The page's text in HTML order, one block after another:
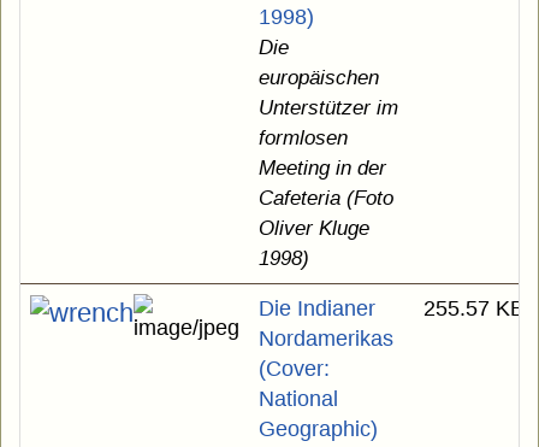
1998)
Die
europäischen
Unterstützer im
formlosen
Meeting in der
Cafeteria (Foto
Oliver Kluge
1998)
Die Indianer
Nordamerikas
(Cover:
National
Geographic)
255.57 KB